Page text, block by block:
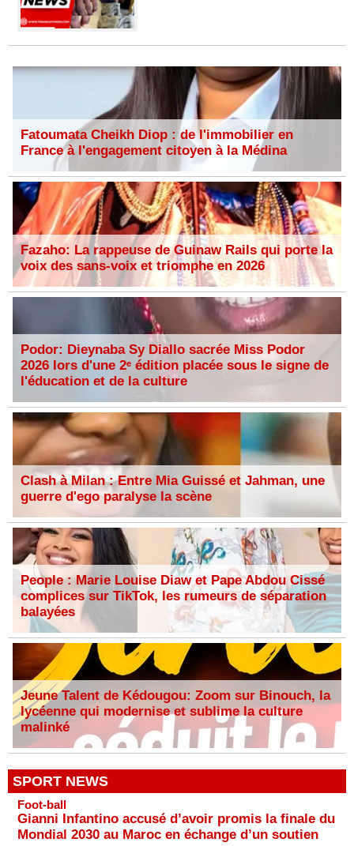
Fatoumata Cheikh Diop : de l'immobilier en
France à l'engagement citoyen à la Médina
Fazaho: La rappeuse de Guinaw Rails qui porte la
voix des sans-voix et triomphe en 2026
Podor: Dieynaba Sy Diallo sacrée Miss Podor
2026 lors d'une 2ᵉ édition placée sous le signe de
l'éducation et de la culture
Clash à Milan : Entre Mia Guissé et Jahman, une
guerre d'ego paralyse la scène
People : Marie Louise Diaw et Pape Abdou Cissé
complices sur TikTok, les rumeurs de séparation
balayées
Jeune Talent de Kédougou: Zoom sur Binouch, la
lycéenne qui modernise et sublime la culture
malinké
SPORT NEWS
Foot-ball
Gianni Infantino accusé d’avoir promis la finale du
Mondial 2030 au Maroc en échange d’un soutien